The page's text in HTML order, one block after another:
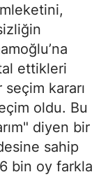
ettikleri
seçim kararı
oldu. Bu
diyen bir
sahip
bin oy farkla